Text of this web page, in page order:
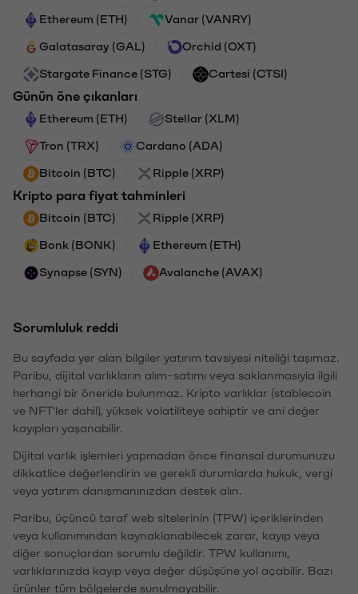
Ethereum (ETH) Vanar (VANRY)
Galatasaray (GAL) Orchid (OXT)
Stargate Finance (STG) Cartesi (CTSI)
Günün öne çıkanları
Ethereum (ETH) Stellar (XLM)
Tron (TRX) Cardano (ADA)
Bitcoin (BTC) Ripple (XRP)
Kripto para fiyat tahminleri
Bitcoin (BTC) Ripple (XRP)
Bonk (BONK) Ethereum (ETH)
Synapse (SYN) Avalanche (AVAX)
Sorumluluk reddi
Bu sayfada yer alan bilgiler yatırım tavsiyesi niteliği taşımaz.
Paribu, dijital varlıkların alım-satımı veya saklanmasıyla ilgili
herhangi bir öneride bulunmaz. Kripto varlıklar (stablecoin
ve NFT'ler dahil), yüksek volatiliteye sahiptir ve ani değer
kayıpları yaşanabilir.
Dijital varlık işlemleri yapmadan önce finansal durumunuzu
dikkatlice değerlendirin ve gerekli durumlarda hukuk, vergi
veya yatırım danışmanınızdan destek alın.
Paribu, üçüncü taraf web sitelerinin (TPW) içeriklerinden
veya kullanımından kaynaklanabilecek zarar, kayıp veya
diğer sonuçlardan sorumlu değildir. TPW kullanımı,
varlıklarınızda kayıp veya değer düşüşüne yol açabilir. Bazı
ürünler tüm bölgelerde sunulmayabilir.